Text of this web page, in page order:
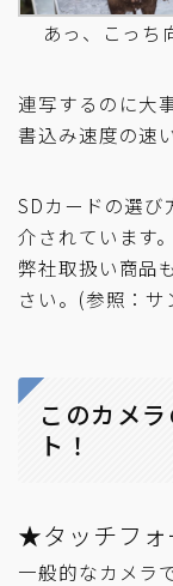
あっ、こっち
連写するのに大
書込み速度の速
SDカードの選び
介されています。
弊社取扱い商品
さい。(参照：サ
このカメ
ト！
★タッチフォ
一般的なカメラ